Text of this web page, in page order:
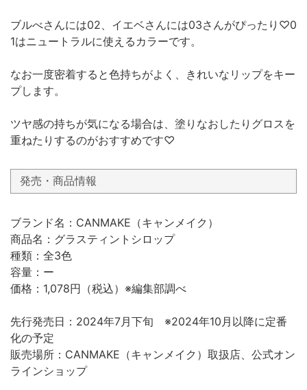
ブルべさんには02、イエベさんには03さんがぴったり♡0
1はニュートラルに使えるカラーです。
なお一度密着すると色持ちがよく、きれいなリップをキー
プします。
ツヤ感の持ちが気になる場合は、塗りなおしたりグロスを
重ねたりするのがおすすめです♡
発売・商品情報
ブランド名：CANMAKE（キャンメイク）
商品名：グラスティントシロップ
種類：全3色
容量：ー
価格：1,078円（税込）※編集部調べ
先行発売日：2024年7月下旬 ※2024年10月以降に定番
化の予定
販売場所：CANMAKE（キャンメイク）取扱店、公式オン
ラインショップ